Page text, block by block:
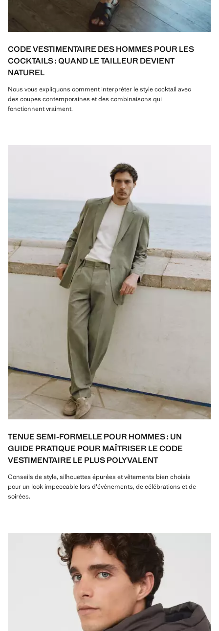
CODE VESTIMENTAIRE DES HOMMES POUR LES
COCKTAILS : QUAND LE TAILLEUR DEVIENT
NATUREL
Nous vous expliquons comment interpréter le style cocktail avec
des coupes contemporaines et des combinaisons qui
fonctionnent vraiment.
TENUE SEMI-FORMELLE POUR HOMMES : UN
GUIDE PRATIQUE POUR MAÎTRISER LE CODE
VESTIMENTAIRE LE PLUS POLYVALENT
Conseils de style, silhouettes épurées et vêtements bien choisis
pour un look impeccable lors d'événements, de célébrations et de
soirées.